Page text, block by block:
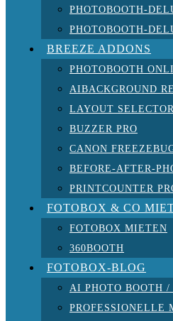
PHOTOBOOTH-
PHOTOBOOTH-
BREEZE ADDONS
PHOTOBOOTH
AIBACKGROUND
LAYOUT
BUZZER PRO
CANON
BEFORE-AFTER-
PRINTCOUNTER
FOTOBOX & CO
FOTOBOX MIETEN
360BOOTH
FOTOBOX-BLOG
AI PHOTO BOOTH
PROFESSIONELLE